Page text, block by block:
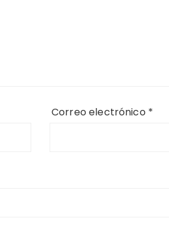
Correo electrónico *